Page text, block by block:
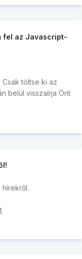
fel az Javascript-
. Csak töltse ki az
belül visszaírja Önt